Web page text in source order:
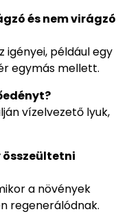
és nem virágzó
igényei, például egy
egymás mellett.
vízelvezető lyuk,
a növények
regenerálódnak.